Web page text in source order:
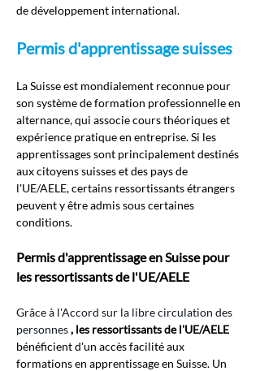
de développement international.
Permis d'apprentissage suisses
La Suisse est mondialement reconnue pour
son système de formation professionnelle en
alternance, qui associe cours théoriques et
expérience pratique en entreprise. Si les
apprentissages sont principalement destinés
aux citoyens suisses et des pays de
l'UE/AELE, certains ressortissants étrangers
peuvent y être admis sous certaines
conditions.
Permis d'apprentissage en Suisse pour
les ressortissants de l'UE/AELE
Grâce à l'Accord sur la libre circulation des
personnes , les ressortissants de l'UE/AELE
bénéficient d'un accès facilité aux
formations en apprentissage en Suisse. Un